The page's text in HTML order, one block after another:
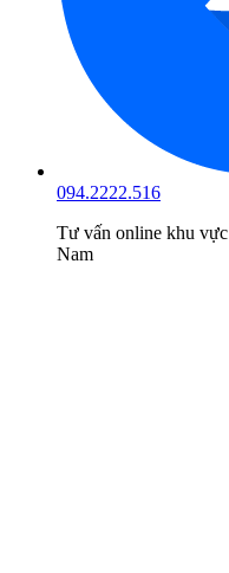
094.2222.516
Tư vấn online khu vực
Nam